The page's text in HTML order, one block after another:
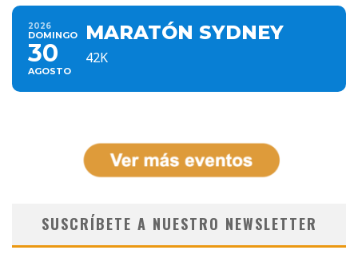
2026
DOMINGO
30
AGOSTO
MARATÓN SYDNEY
42K
SUSCRÍBETE A NUESTRO NEWSLETTER